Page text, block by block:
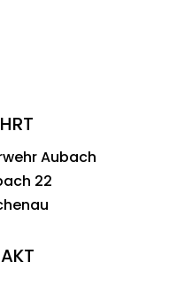
Aubach
22